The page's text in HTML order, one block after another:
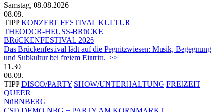
Samstag, 08.08.2026
08.08.
TIPP KONZERT FESTIVAL KULTUR
THEODOR-HEUSS-BRüCKE
BRüCKENFESTIVAL 2026
Das Brückenfestival lädt auf die Pegnitzwiesen: Musik, Begegnung
und Subkultur bei freiem Eintritt. >>
11.30
08.08.
TIPP DISCO/PARTY SHOW/UNTERHALTUNG FREIZEIT
QUEER
NüRNBERG
CSD DEMO NBG + PARTY AM KORNMARKT